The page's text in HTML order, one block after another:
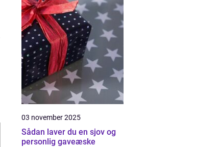
03 november 2025
Sådan laver du en sjov og
personlig gaveæske